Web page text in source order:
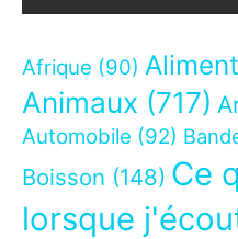
Afrique (90)
Animaux (717)
Automobile (92)
Boisson (148) Ce
lorsque